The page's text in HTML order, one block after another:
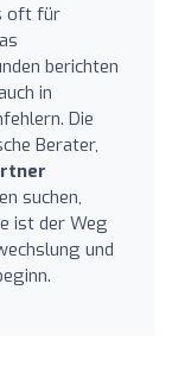
oft für
berichten
in
Die
Berater,
suchen,
ist der Weg
und